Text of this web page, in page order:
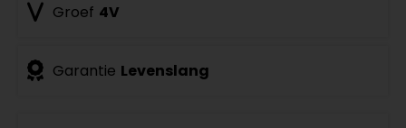
Groef 4V
Garantie Levenslang